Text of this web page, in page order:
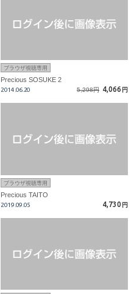
ブラウザ視聴専用
Precious SOSUKE 2
2014.06.20 5,298円 4,066 円
ブラウザ視聴専用
Precious TAITO
2019.09.05 4,730 円